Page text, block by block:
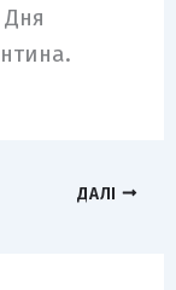
Дня
ДАЛІ